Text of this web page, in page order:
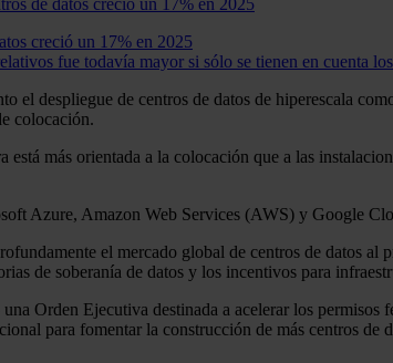
creció un 17% en 2025
fue todavía mayor si sólo se tienen en cuenta
el despliegue de centros de datos de hiperescala
colocación.
más orientada a la colocación que a las
Azure, Amazon Web Services (AWS) y Google
el mercado global de centros de datos
de soberanía de datos y los incentivos para
Orden Ejecutiva destinada a acelerar los
para fomentar la construcción de más centros